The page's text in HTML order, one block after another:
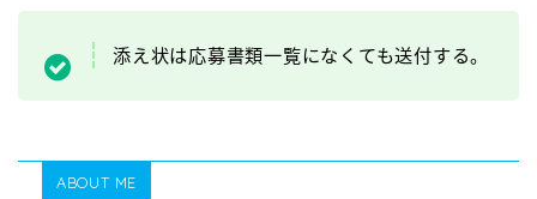
添え状は応募書類一覧になくても送付する。
ABOUT ME